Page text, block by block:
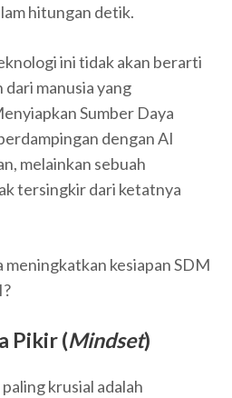
hitungan detik.
ini tidak akan berarti
dari manusia yang
Sumber Daya
dengan AI
melainkan sebuah
tersingkir dari ketatnya
meningkatkan kesiapan SDM
Pikir (Mindset)
krusial adalah